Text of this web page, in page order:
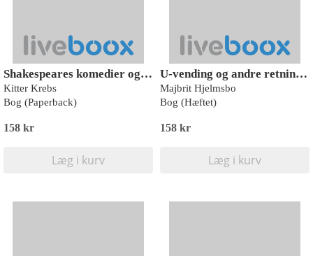
Shakespeares komedier og dødssynderne
Kitter Krebs
Bog (Paperback)
158 kr
Læg i kurv
U-vending og andre retningsskift over tid
Majbrit Hjelmsbo
Bog (Hæftet)
158 kr
Læg i kurv